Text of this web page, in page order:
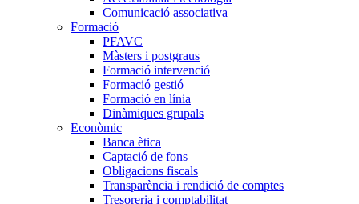
Comunicació associativa
Formació
PFAVC
Màsters i postgraus
Formació intervenció
Formació gestió
Formació en línia
Dinàmiques grupals
Econòmic
Banca ètica
Captació de fons
Obligacions fiscals
Transparència i rendició de comptes
Tresoreria i comptabilitat